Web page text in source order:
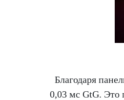
Благодаря
0,03 мс GtG. Это